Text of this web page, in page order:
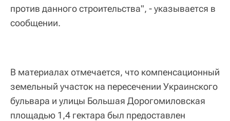
против данного строительства", - указывается в
сообщении.
В материалах отмечается, что компенсационный
земельный участок на пересечении Украинского
бульвара и улицы Большая Дорогомиловская
площадью 1,4 гектара был предоставлен